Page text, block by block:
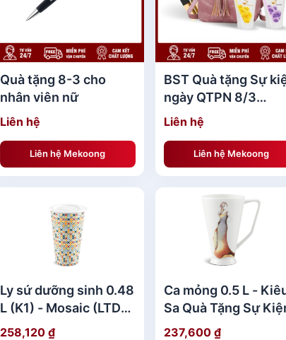
Quà tặng 8-3 cho
nhân viên nữ
Liên hệ
Liên hệ Mekoong
BST Quà tặng Sự
ngày QTPN 8/3
QTSKMK25
Liên hệ
Liên hệ Mekoong
Ly sứ dưỡng sinh 0.48
L (K1) - Mosaic (LTD)
Quà Tặng Sự Kiện
258,120 ₫
Ca mỏng 0.5 L -
Sa Quà Tặng Sự
237,600 ₫